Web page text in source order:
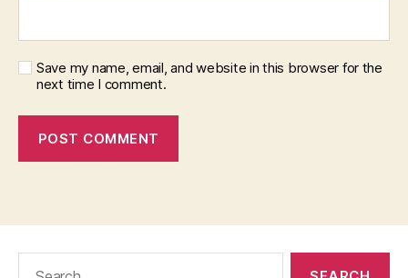
Save my name, email, and website in this browser for the
next time I comment.